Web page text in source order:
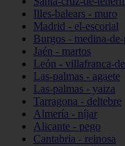
Illes-balears - muro
Madrid - el-escorial
Burgos - medina-
Jaén - martos
León - villafranca-
Las-palmas - agaete
Las-palmas - yaiza
Tarragona - deltebre
Almería - níjar
Alicante - pego
Cantabria - reinosa